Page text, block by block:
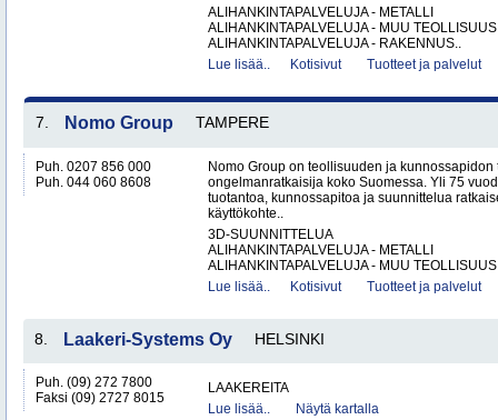
ALIHANKINTAPALVELUJA - METALLI
ALIHANKINTAPALVELUJA - MUU TEOLLISUUS
ALIHANKINTAPALVELUJA - RAKENNUS..
Lue lisää..
Kotisivut Tuotteet ja palvelut
7. Nomo Group TAMPERE
Puh. 0207 856 000
Puh. 044 060 8608
Nomo Group on teollisuuden ja kunnossapidon
ongelmanratkaisija koko Suomessa. Yli 75
tuotantoa, kunnossapitoa ja suunnittelua
käyttökohte..
3D-SUUNNITTELUA
ALIHANKINTAPALVELUJA - METALLI
ALIHANKINTAPALVELUJA - MUU
Lue lisää..
Kotisivut Tuotteet ja palvelut
8. Laakeri-Systems Oy HELSINKI
Puh. (09) 272 7800
Faksi (09) 2727 8015
LAAKEREITA
Lue lisää..
Näytä kartalla